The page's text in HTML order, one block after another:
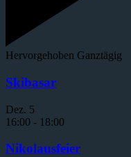
Hervorgehoben Ganztägig
Skibasar
Dez. 5
16:00 - 18:00
Nikolausfeier